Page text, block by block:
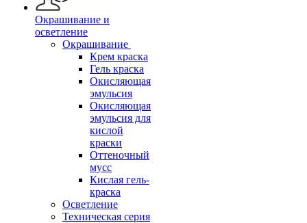
Окрашивание и
осветление
Окрашивание
Крем краска
Гель краска
Окисляющая
эмульсия
Окисляющая
эмульсия для
кислой
краски
Оттеночный
мусс
Кислая гель-
краска
Осветление
Техническая серия